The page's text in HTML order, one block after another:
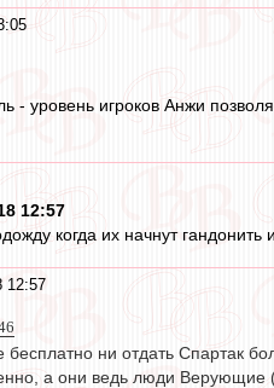
уровень игроков Анжи
12:57
когда их начнут
12:57
ни отдать Спартак
а они ведь люди Верующие